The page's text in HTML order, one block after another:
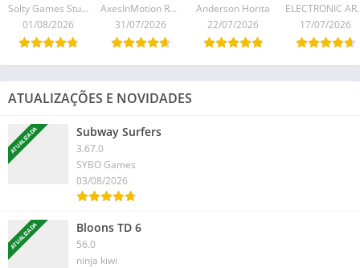
Solty Games Studio
01/08/2026
AxesInMotion Racing
31/07/2026
Anderson Horita
22/07/2026
17/07/2026
ATUALIZAÇÕES E NOVIDADES
ATUALIZADA Subway Surfers
3.67.0
SYBO Games
03/08/2026
ATUALIZADA Bloons TD 6
56.0
ninja kiwi